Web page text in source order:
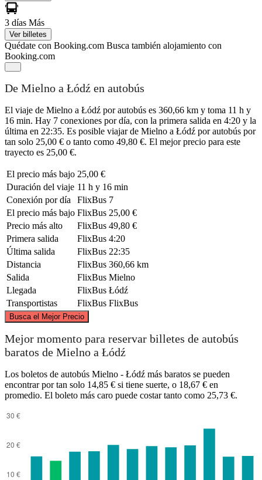
3 días Más
Ver billetes
Quédate con Booking.com Busca también alojamiento con
Booking.com
De Mielno a Łódź en autobús
El viaje de Mielno a Łódź por autobús es 360,66 km y toma 11 h y
16 min. Hay 7 conexiones por día, con la primera salida en 4:20 y la
última en 22:35. Es posible viajar de Mielno a Łódź por autobús por
tan solo 25,00 € o tanto como 49,80 €. El mejor precio para este
trayecto es 25,00 €.
El precio más bajo 25,00 €
Duración del viaje 11 h y 16 min
Conexión por día
FlixBus 7
El precio más bajo FlixBus 25,00 €
Precio más alto
FlixBus 49,80 €
Primera salida
FlixBus 4:20
Última salida
FlixBus 22:35
Distancia
FlixBus 360,66 km
Salida
FlixBus Mielno
Llegada
FlixBus Łódź
Transportistas
FlixBus FlixBus
Busca el Mejor Precio
Łódź
©
Mejor momento para reservar billetes de autobús
baratos de Mielno a Łódź
Los boletos de autobús Mielno - Łódź más baratos se pueden
encontrar por tan solo 14,85 € si tiene suerte, o 18,67 € en
promedio. El boleto más caro puede costar tanto como 25,73 €.